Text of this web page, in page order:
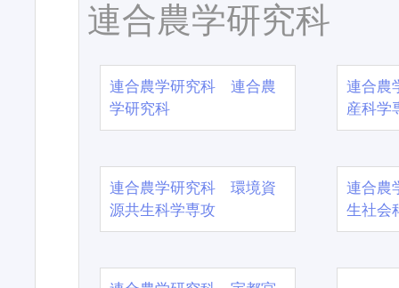
連合農学研究科
連合農学研究科 連合農
学研究科
連合農
産科学
連合農学研究科 環境資
源共生科学専攻
連合農
生社会